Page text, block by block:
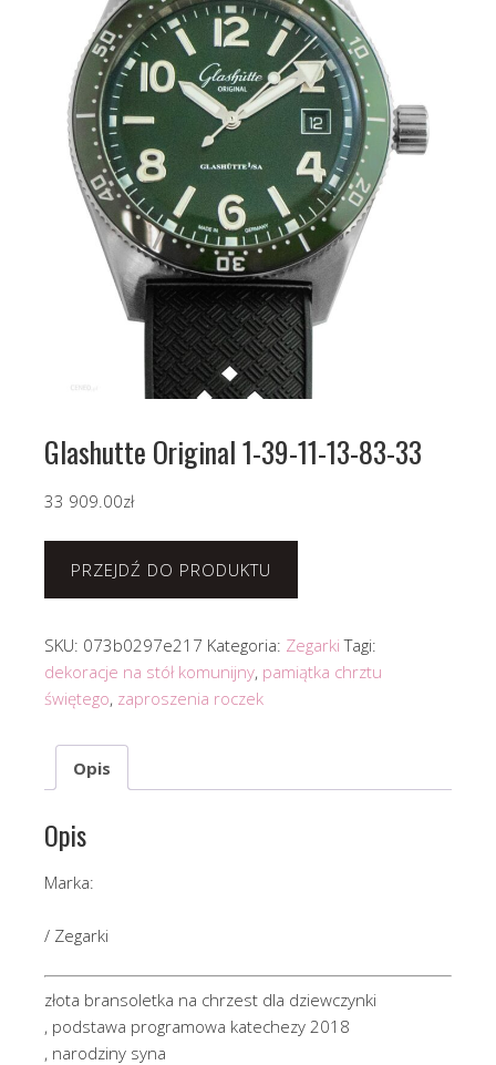
Glashutte Original 1-39-11-13-83-33
33 909.00zł
PRZEJDŹ DO PRODUKTU
SKU: 073b0297e217 Kategoria: Zegarki Tagi:
dekoracje na stół komunijny, pamiątka chrztu
świętego, zaproszenia roczek
Opis
Opis
Marka:
/ Zegarki
złota bransoletka na chrzest dla dziewczynki
, podstawa programowa katechezy 2018
, narodziny syna